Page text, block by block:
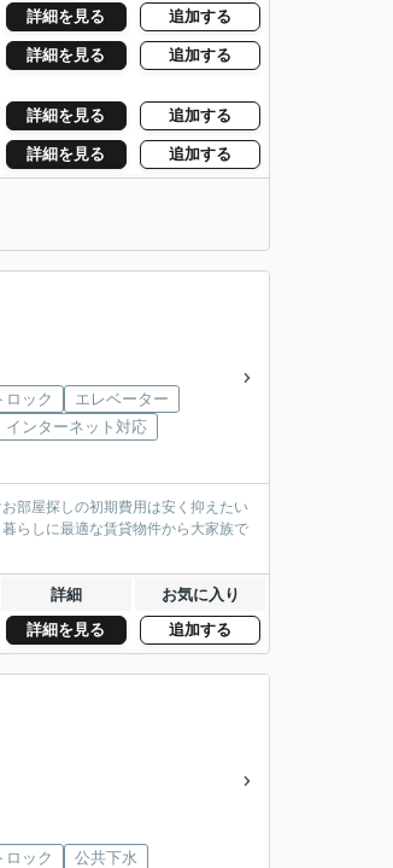
詳細を見る 追加する
詳細を見る 追加する
詳細を見る 追加する
詳細を見る 追加する
ロック
エレベーター
インターネット対応
部屋探しの初期費用は安く抑えたい
らしに最適な賃貸物件から大家族で
詳細 お気に入り
詳細を見る 追加する
ロック 公共下水